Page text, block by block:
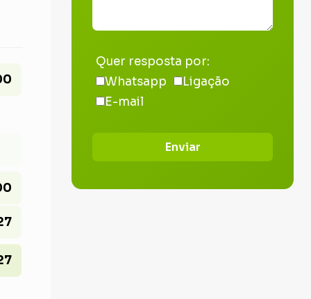
Quer resposta por:
Whatsapp
Ligação
E-mail
Enviar